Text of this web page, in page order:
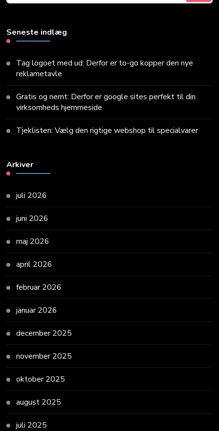
Seneste indlæg
Tag logoet med ud: Derfor er to-go kopper den nye
reklametavle
Gratis og nemt: Derfor er google sites perfekt til din
virksomheds hjemmeside
Tjeklisten: Vælg den rigtige webshop til specialvarer
Arkiver
juli 2026
juni 2026
maj 2026
april 2026
februar 2026
januar 2026
december 2025
november 2025
oktober 2025
august 2025
juli 2025